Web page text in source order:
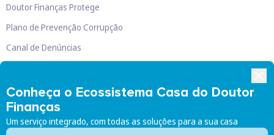
Conheça o Ecossistema Casa do Doutor
Finanças
Um serviço integrado, com todas as soluções para a sua casa
Doutor Finanças Protege
Plano de Prevenção Corrupção
Canal de Denúncias
Doutor Finanças, Lda